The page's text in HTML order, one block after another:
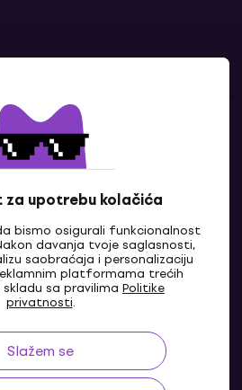
za upotrebu kolačića
bismo osigurali funkcionalnost
davanja tvoje saglasnosti,
saobraćaja i personalizaciju
platformama trećih
sa pravilima Politike
privatnosti.
Slažem se
Kontakti
Kontaktiraj nas
BA